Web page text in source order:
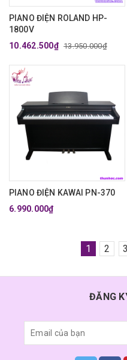
PIANO ĐIỆN ROLAND HP-
1800V
10.462.500₫ 13.950.000₫
PIANO ĐIỆN KAWAI PN-370
6.990.000₫
1 2 3
ĐĂNG